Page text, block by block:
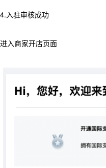
4.入驻审核成功
进入商家开店页面